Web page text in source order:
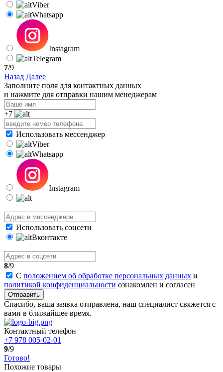
Viber
Whatsapp
Instagram
Telegram
7/9
Назад Далее
Заполните поля для контактных данных
и нажмите для отправки нашим менеджерам
+7
Использовать мессенджер
Viber
Whatsapp
Instagram
Использовать соцсети
Вконтакте
8/9
С положением об обработке персональных данных и
политикой конфиденциальности ознакомлен и согласен
Отправить
Спасибо, ваша заявка отправлена, наш специалист свяжется с
вами в ближайшее время.
Контактный телефон
+7 978 005-02-01
9/9
Готово!
Похожие товары